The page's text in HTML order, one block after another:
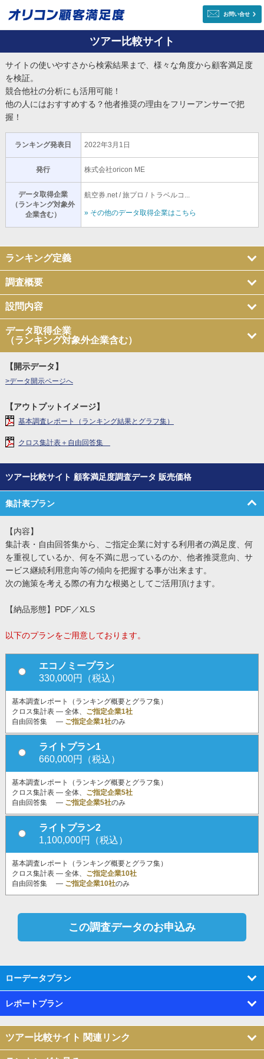
お問い合せ
ツアー比較サイト
サイトの使いやすさから検索結果まで、様々な角度から顧客満足度
を検証。
競合他社の分析にも活用可能！
他の人にはおすすめする？他者推奨の理由をフリーアンサーで把
握！
ランキング発表日 2022年3月1日
発行 株式会社oricon ME
データ取得企業
（ランキング対象外
企業含む）
航空券.net / 旅プロ / トラベルコ...
» その他のデータ取得企業はこちら
ランキング定義
調査概要
設問内容
データ取得企業
（ランキング対象外企業含む）
【開示データ】
>データ開示ページへ
【アウトプットイメージ】
基本調査レポート（ランキング結果とグラフ集）
クロス集計表＋自由回答集
ツアー比較サイト 顧客満足度調査データ 販売価格
集計表プラン
【内容】
集計表・自由回答集から、ご指定企業に対する利用者の満足度、何
を重視しているか、何を不満に思っているのか、他者推奨意向、サ
ービス継続利用意向等の傾向を把握する事が出来ます。
次の施策を考える際の有力な根拠としてご活用頂けます。
【納品形態】PDF／XLS
以下のプランをご用意しております。
エコノミープラン
330,000円（税込）
基本調査レポート（ランキング概要とグラフ集）
クロス集計表 ― 全体、 ご指定企業1社
自由回答集 ― ご指定企業1社のみ
ライトプラン1
660,000円（税込）
基本調査レポート（ランキング概要とグラフ集）
クロス集計表 ― 全体、 ご指定企業5社
自由回答集 ― ご指定企業5社のみ
ライトプラン2
1,100,000円（税込）
基本調査レポート（ランキング概要とグラフ集）
クロス集計表 ― 全体、 ご指定企業10社
自由回答集 ― ご指定企業10社のみ
ローデータプラン
レポートプラン
ツアー比較サイト 関連リンク